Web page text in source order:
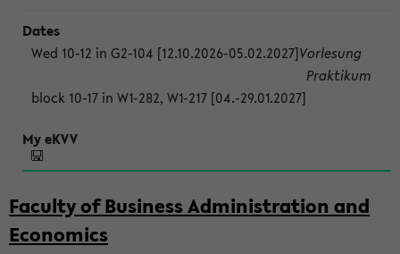
Wed 10-12 in G2-104 [12.10.2026-05.02.2027]Vorlesung
block 10-17 in W1-282, W1-217 [04.-29.01.2027]
Praktikum
Faculty of Business Administration and
Economics